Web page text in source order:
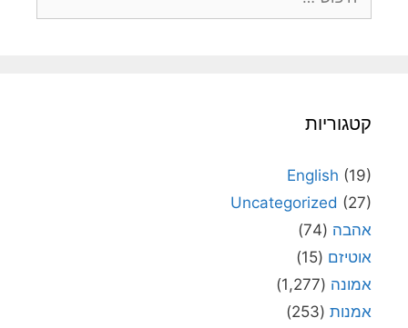
קטגוריות
English (19)
Uncategorized (27)
אהבה (74)
אוטיזם (15)
אמונה (1,277)
אמנות (253)